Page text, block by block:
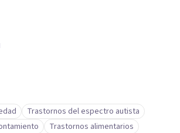
Trastornos del espectro autista
Trastornos alimentarios